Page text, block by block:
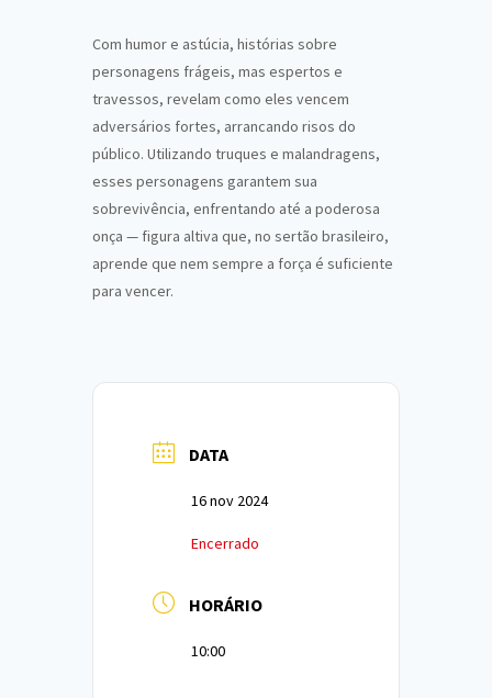
Com humor e astúcia, histórias sobre
personagens frágeis, mas espertos e
travessos, revelam como eles vencem
adversários fortes, arrancando risos do
público. Utilizando truques e malandragens,
esses personagens garantem sua
sobrevivência, enfrentando até a poderosa
onça — figura altiva que, no sertão brasileiro,
aprende que nem sempre a força é suficiente
para vencer.
DATA
16 nov 2024
Encerrado
HORÁRIO
10:00